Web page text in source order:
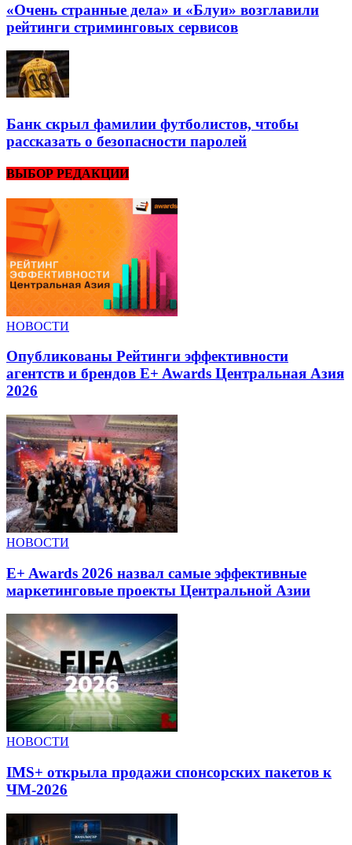
«Очень странные дела» и «Блуи» возглавили
рейтинги стриминговых сервисов
Банк скрыл фамилии футболистов, чтобы
рассказать о безопасности паролей
ВЫБОР РЕДАКЦИИ
НОВОСТИ
Опубликованы Рейтинги эффективности
агентств и брендов E+ Awards Центральная Азия
2026
НОВОСТИ
E+ Awards 2026 назвал самые эффективные
маркетинговые проекты Центральной Азии
НОВОСТИ
IMS+ открыла продажи спонсорских пакетов к
ЧМ-2026